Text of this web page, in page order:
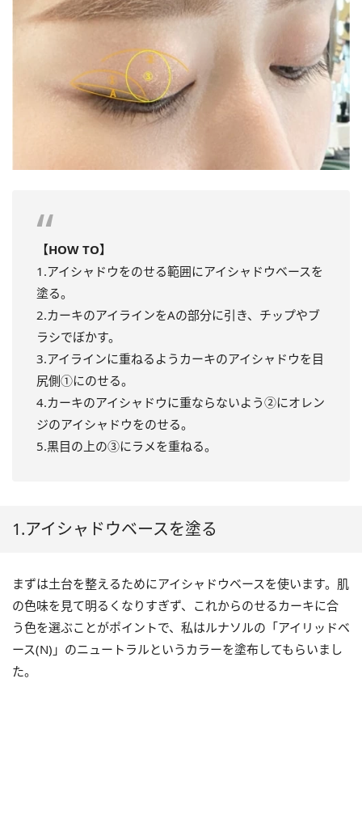
【HOW TO】
1.アイシャドウをのせる範囲にアイシャドウベースを
塗る。
2.カーキのアイラインをAの部分に引き、チップやブ
ラシでぼかす。
3.アイラインに重ねるようカーキのアイシャドウを目
尻側①にのせる。
4.カーキのアイシャドウに重ならないよう②にオレン
ジのアイシャドウをのせる。
5.黒目の上の③にラメを重ねる。
1.アイシャドウベースを塗る
まずは土台を整えるためにアイシャドウベースを使います。肌
の色味を見て明るくなりすぎず、これからのせるカーキに合
う色を選ぶことがポイントで、私はルナソルの「アイリッドベ
ース(N)」のニュートラルというカラーを塗布してもらいまし
た。